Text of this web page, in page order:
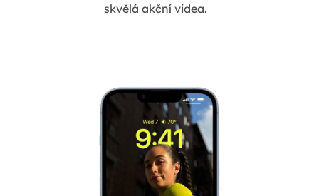
skvělá akční videa.